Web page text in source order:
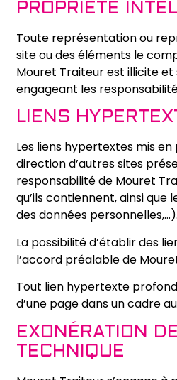
PROPRIÉTÉ
Toute représentation ou
site ou des éléments le
Mouret Traiteur est illicite
engageant les
LIENS
Les liens hypertextes mis
direction d’autres sites
responsabilité de Mouret
qu’ils contiennent, ainsi
des données personnelles,…).
La possibilité d’établir des
l’accord préalable de
Tout lien hypertexte
d’une page dans un cadre
EXONÉRATION
TECHNIQUE